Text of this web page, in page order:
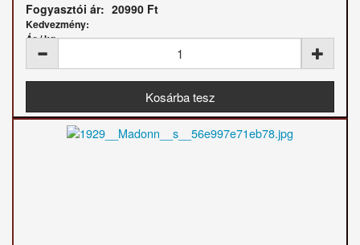
Fogyasztói ár: 20990 Ft
Kedvezmény:
Ár / kg: